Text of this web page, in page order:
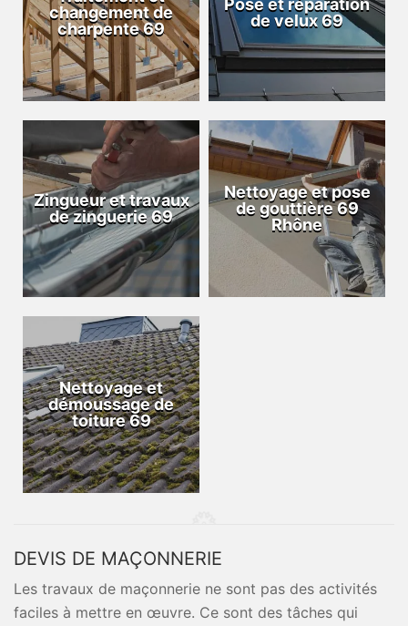
changement de
charpente 69
Pose et réparation
de velux 69
Zingueur et travaux
de zinguerie 69
Nettoyage et pose
de gouttière 69
Rhône
Nettoyage et
démoussage de
toiture 69
DEVIS DE MAÇONNERIE
Les travaux de maçonnerie ne sont pas des activités
faciles à mettre en œuvre. Ce sont des tâches qui